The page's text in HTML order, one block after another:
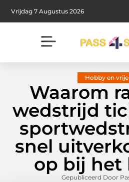
Vrijdag 7 Augustus 2026
Hobby en
Waarom
wedstrijd
snel
op bij het
Gepubliceerd Door